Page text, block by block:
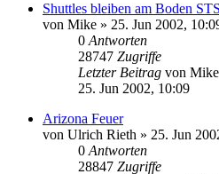
Shuttles bleiben am Boden
von Mike » 25. Jun 2002,
0 Antworten
28747 Zugriffe
Letzter Beitrag von Mike
25. Jun 2002, 10:09
Arizona Feuer
von Ulrich Rieth » 25. Jun
0 Antworten
28847 Zugriffe